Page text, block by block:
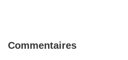
Commentaires